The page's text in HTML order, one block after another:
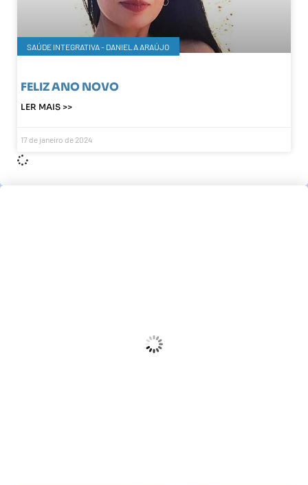
SAÚDE INTEGRATIVA - DANIELA ARAÚJO
FELIZ ANO NOVO
LER MAIS >>
17 de janeiro de 2024
Wind Gust:10 Km/h